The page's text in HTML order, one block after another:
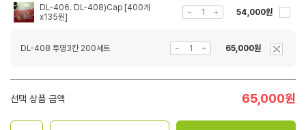
DL-406. DL-408)Cap [400개
x135원]
54,000원
DL-408 투명3칸 200세트 65,000원
선택 상품 금액 65,000원